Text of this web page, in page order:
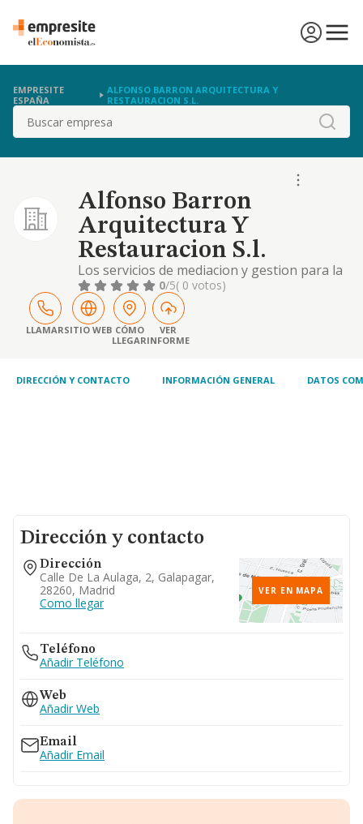
EMPRESITE
ESPAÑA
ALFONSO BARRON ARQUITECTURA Y
RESTAURACION S.L.
Buscar
Alfonso Barron
Arquitectura Y
Restauracion S.l.
Los servicios de mediacion y gestion para la
realizacion de estudios de arquitectura,
tecnicos, peritaciones y tasaciones de
construccion
0/5( 0 votos)
LLAMARSITIO WEB CÓMO
LLEGAR
VER
INFORME
DIRECCIÓN Y CONTACTO INFORMACIÓN GENERAL DATOS
Dirección y contacto
Dirección
Calle De La Aulaga, 2, Galapagar,
28260, Madrid
Como llegar
VER EN MAPA
Teléfono
Añadir Teléfono
Web
Añadir Web
Email
Añadir Email